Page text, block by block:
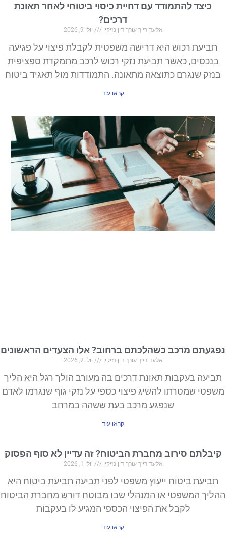
כיצד להתמודד עם דחיית כיסוי ביטוחי לאחר תאונת
דרכים?
אלעד רייך עורך דין נזיקין יולי 9, 2026
תביעת רכוש היא דרישה משפטית לקבלת פיצוי על פגיעה
בנכסים, כאשר תביעת נזקי רכוש לרכב מתמקדת ספציפית
בנזק שנגרם כתוצאה מתאונה. התמודדות מול תאגיד ביטוח
קראו עוד
נפגעתם מרכב כשהלכתם ברחוב? אלו הצעדים הראשונים
אלעד רייך עורך דין נזיקין יולי 2, 2026
תביעה בעקבות תאונת דרכים בה מעורב הולך רגל היא הליך
משפטי שמטרתו להשיג פיצוי כספי על נזקי גוף שנגרמו לאדם
שנפגע מרכב בעת ששהה במרחב
קראו עוד
קיבלתם סירוב מחברת הביטוח? זה עדיין לא סוף הפסוק
אלעד רייך עורך דין נזיקין יולי 1, 2026
תביעת ביטוח ייעוץ משפטי לפני תביעה תביעת ביטוח היא
ההליך המשפטי או המנהלי שבו מבוטח דורש מחברת הביטוח
לקבל את הפיצוי הכספי המגיע לו בעקבות
קראו עוד